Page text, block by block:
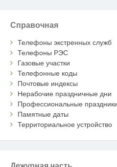
Справочная
Телефоны экстренных служб
Телефоны РЭС
Газовые участки
Телефонные коды
Почтовые индексы
Нерабочие праздничные дни
Профессиональные праздники
Памятные даты
Территориальное устройство